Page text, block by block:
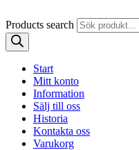
Products search
Start
Mitt konto
Information
Sälj till oss
Historia
Kontakta oss
Varukorg